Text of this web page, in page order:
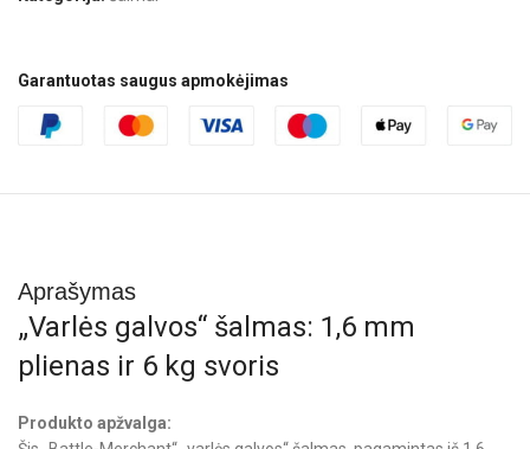
Garantuotas saugus apmokėjimas
Aprašymas
„Varlės galvos“ šalmas: 1,6 mm
plienas ir 6 kg svoris
Produkto apžvalga: